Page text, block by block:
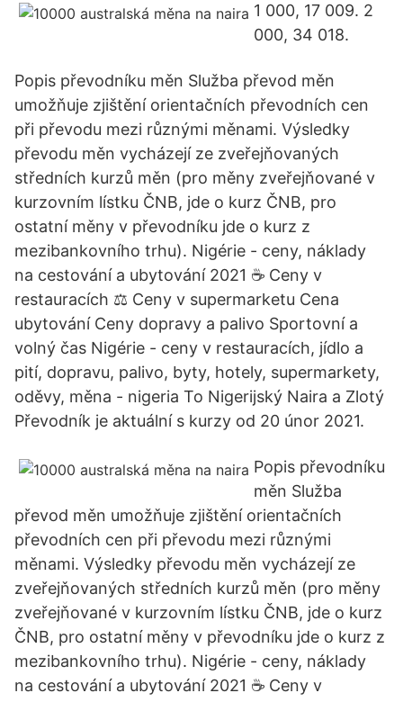
1 000, 17 009. 2
000, 34 018.
Popis převodníku měn Služba převod měn
umožňuje zjištění orientačních převodních cen
při převodu mezi různými měnami. Výsledky
převodu měn vycházejí ze zveřejňovaných
středních kurzů měn (pro měny zveřejňované v
kurzovním lístku ČNB, jde o kurz ČNB, pro
ostatní měny v převodníku jde o kurz z
mezibankovního trhu). Nigérie - ceny, náklady
na cestování a ubytování 2021 ☕ Ceny v
restauracích ⚖ Ceny v supermarketu Cena
ubytování Ceny dopravy a palivo Sportovní a
volný čas Nigérie - ceny v restauracích, jídlo a
pití, dopravu, palivo, byty, hotely, supermarkety,
oděvy, měna - nigeria To Nigerijský Naira a Zlotý
Převodník je aktuální s kurzy od 20 únor 2021.
Popis převodníku
měn Služba
převod měn umožňuje zjištění orientačních
převodních cen při převodu mezi různými
měnami. Výsledky převodu měn vycházejí ze
zveřejňovaných středních kurzů měn (pro měny
zveřejňované v kurzovním lístku ČNB, jde o kurz
ČNB, pro ostatní měny v převodníku jde o kurz z
mezibankovního trhu). Nigérie - ceny, náklady
na cestování a ubytování 2021 ☕ Ceny v